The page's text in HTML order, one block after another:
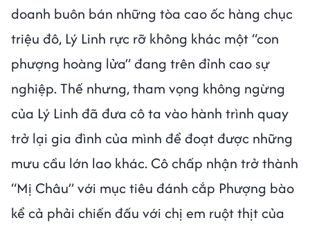
doanh buôn bán những tòa cao ốc hàng chục
triệu đô, Lý Linh rực rỡ không khác một “con
phượng hoàng lửa” đang trên đỉnh cao sự
nghiệp. Thế nhưng, tham vọng không ngừng
của Lý Linh đã đưa cô ta vào hành trình quay
trở lại gia đình của mình để đoạt được những
mưu cầu lớn lao khác. Cô chấp nhận trở thành
“Mị Châu” với mục tiêu đánh cắp Phượng bào
kể cả phải chiến đấu với chị em ruột thịt của